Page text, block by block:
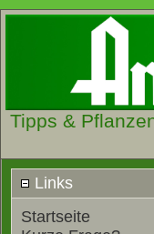
Tipps &
Links
Startseite